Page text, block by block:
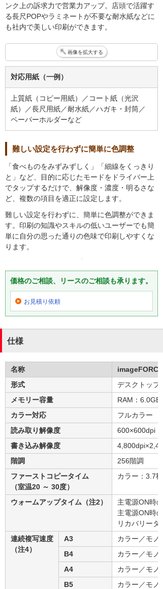
ンク上の訴求力で営業力アップ。店頭で活躍す
る長尺POPやラミネートが不要な耐水紙などに
も社内で美しい印刷ができます。
画像を拡大する
対応用紙（一例）
上質紙（コピー用紙）／コート紙（光沢
紙）／長尺用紙／耐水紙／ハガキ・封筒／
ペーパーホルダーなど
難しい設定を行わずに簡単に色調整
「食べものをみずみずしく」「細線をくっきり
と」など、目的に応じたモードをドライバー上
でタップするだけで、解像度・濃度・明るさな
ど、複数の項目を適正に設定します。
難しい設定を行わずに、簡単に色調整ができま
す。印刷の知識やスキルの低いユーザーでも簡
単に自分の思った通りの色味で印刷しやすくな
ります。
価格のご相談、リースのご相談も承ります。
お見積り依頼
仕様
名称
形式
デスクトップ
メモリー容量
RAM：6.0GB
カラー対応
フルカラー
読み取り解像度
600×600dpi
書き込み解像度
階調
256階調
ファーストコピータイム
（室温20 ～ 30度）
カラー：3.7
ウォームアップタイム（注2）
主電源ON時
主電源ON時
リカバリー
連続複写速度
（注4）
A3
カラー／モノ
B4
カラー／モノ
A4
カラー／モノ
B5
カラー／モノ